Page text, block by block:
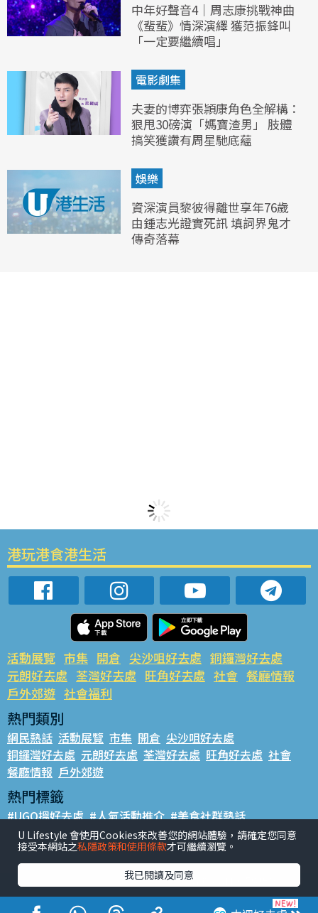
中年好聲音4｜周志康挑戰神曲
《蜚蜚》情深演繹 獲范振鋒叫
「一定要繼續唱」
電影劇集
夫妻的博弈張頴康角色全解構：
狠甩30磅演「媽寶渣男」 肢體
搞笑獲讚有周星馳底蘊
娛樂
資深演員黎彼得離世享年76歲
由鍾志光證實死訊 填詞界鬼才
傳奇落幕
港玩港食港生活
活動展覽 市集 開倉 尖沙咀好去處 銅鑼灣好去處
元朗好去處 荃灣好去處 旺角好去處 社會 餐廳情報
戶外郊遊 社會福利
熱門類別
網民熱話 活動展覽 市集 開倉 尖沙咀好去處
銅鑼灣好去處 元朗好去處 荃灣好去處 旺角好去處 社會
餐廳情報 戶外郊遊
熱門標籤
#UGO搵好去處 #人氣活動推介 #美食社群熱話
#親子玩樂好去處 #ULifestyle應用程式 #限時搶
#UJetso禮物放送 #ULifestyle商戶中心 #著數
香港經濟日報版權所有©2026
U Lifestyle 會使用Cookies來改善您的網站體驗，請確定您同意
接受本網站之私隱政策和使用條款才可繼續瀏覽。
我已閱讀及同意